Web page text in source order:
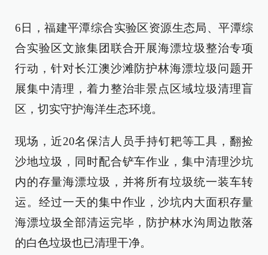
6日，福建平潭综合实验区资源生态局、平潭综
合实验区文旅集团联合开展海漂垃圾整治专项
行动，针对长江澳沙滩防护林海漂垃圾问题开
展集中清理，着力整治非景点区域垃圾清理盲
区，切实守护海洋生态环境。
现场，近20名保洁人员手持钉耙等工具，翻捡
沙地垃圾，同时配合铲车作业，集中清理沙坑
内的存量海漂垃圾，并将所有垃圾统一装车转
运。经过一天的集中作业，沙坑内大面积存量
海漂垃圾全部清运完毕，防护林水沟周边散落
的白色垃圾也已清理干净。